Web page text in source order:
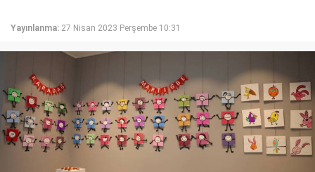
Yayınlanma: 27 Nisan 2023 Perşembe 10:31